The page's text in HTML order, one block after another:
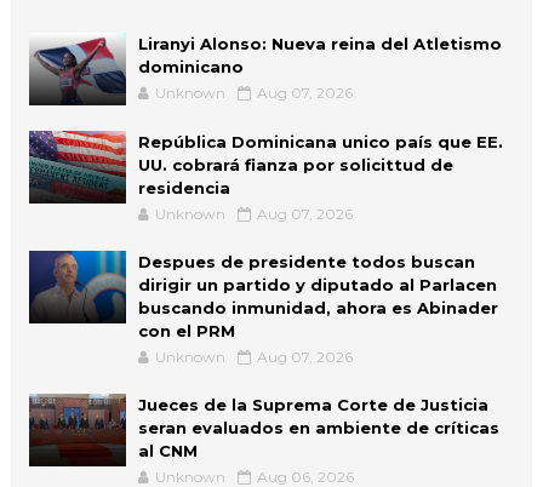
Liranyi Alonso: Nueva reina del Atletismo
dominicano
Unknown Aug 07, 2026
República Dominicana unico país que EE.
UU. cobrará fianza por solicittud de
residencia
Unknown Aug 07, 2026
Despues de presidente todos buscan
dirigir un partido y diputado al Parlacen
buscando inmunidad, ahora es Abinader
con el PRM
Unknown Aug 07, 2026
Jueces de la Suprema Corte de Justicia
seran evaluados en ambiente de críticas
al CNM
Unknown Aug 06, 2026